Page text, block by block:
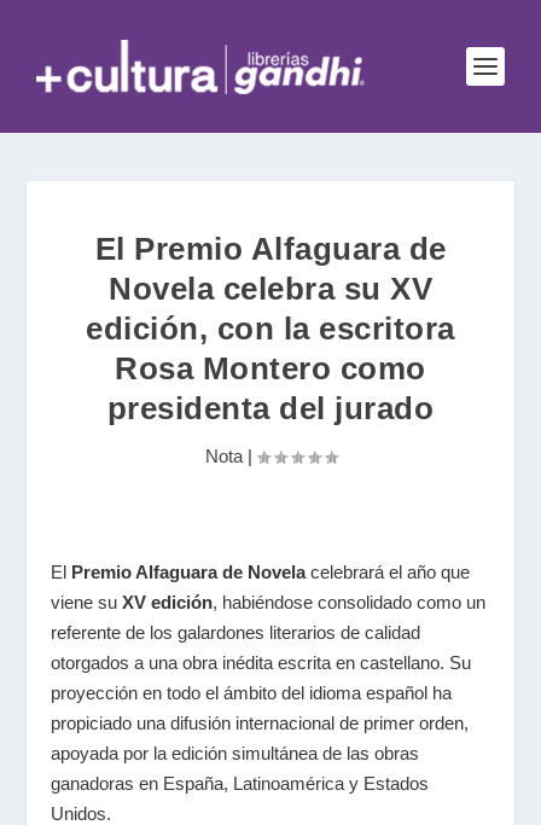
El Premio Alfaguara de
Novela celebra su XV
edición, con la escritora
Rosa Montero como
presidenta del jurado
Nota|
El Premio Alfaguara de Novelacelebrará el año que
viene suXV edición, habiéndose consolidado como un
referente de los galardones literarios de calidad
otorgados a una obra inédita escrita en castellano. Su
proyección en todo el ámbito del idioma español ha
propiciado una difusión internacional de primer orden,
apoyada por la edición simultánea de las obras
ganadoras en España, Latinoamérica y Estados
Unidos.